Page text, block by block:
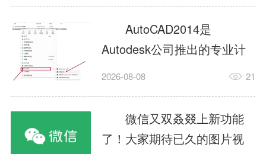
入AutoCAD2014的操作界
面，如图所示：2.在该界面内
找到矩形选项，如图所示：3.
点击矩...
办的解决方法，有需要的小
伙伴可以来了解了解哦。1.打
开控制面板，选择
AutodeskAutoCAD2014。2.
等AutodeskAutoCAD2014的
安装程序加载完毕。3.选择添
加/...
AutoCAD2014是
Autodesk公司推出的专业计
算机辅助设计（CAD）软
子、建筑、服装等多个工程
与设计领域。作为行业标准
工具之一，它提供了强大的
2026-08-08 21
微信又双叒叕上新功能
了！大家期待已久的图片视